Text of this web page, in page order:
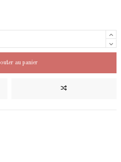
au panier